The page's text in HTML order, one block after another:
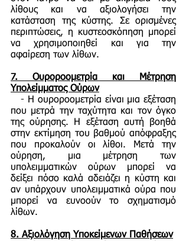
λίθους και να αξιολογήσει την
κατάσταση της κύστης. Σε ορισμένες
περιπτώσεις, η κυστεοσκόπηση μπορεί
να χρησιμοποιηθεί και για την
αφαίρεση των λίθων.
7.
Ουροροομετρία και Μέτρηση
Υπολείμματος Ούρων
- Η ουροροομετρία είναι μια εξέταση
που μετρά την ταχύτητα και τον όγκο
της ούρησης. Η εξέταση αυτή βοηθά
στην εκτίμηση του βαθμού απόφραξης
που προκαλούν οι λίθοι. Μετά την
ούρηση, μια μέτρηση των
υπολειμματικών ούρων μπορεί να
δείξει πόσο καλά αδειάζει η κύστη και
αν υπάρχουν υπολειμματικά ούρα που
μπορεί να ευνοούν το σχηματισμό
λίθων.
8. Αξιολόγηση Υποκείμενων Παθήσεων